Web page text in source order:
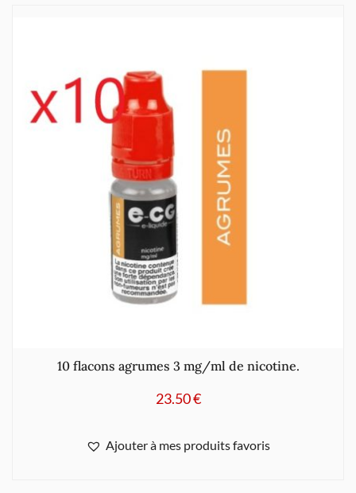
10 flacons agrumes 3 mg/ml de nicotine.
23.50€
Ajouter à mes produits favoris